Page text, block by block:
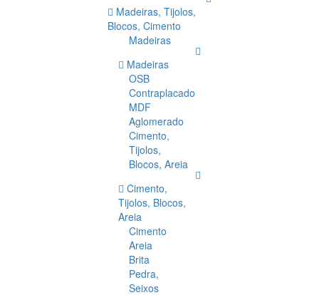
Madeiras, Tijolos,
Blocos, Cimento
Madeiras
Madeiras
OSB
Contraplacado
MDF
Aglomerado
Cimento,
Tijolos,
Blocos, Areia
Cimento,
Tijolos, Blocos,
Areia
Cimento
Areia
Brita
Pedra,
Seixos